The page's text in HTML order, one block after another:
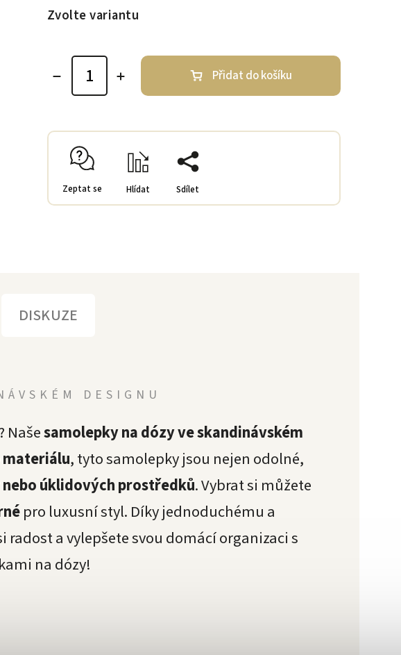
Zvolte variantu
Přidat do košíku
Zeptat se Hlídat Sdílet
DISKUZE
DESIGNU
Našesamolepky na dózy ve skandinávském
, tyto samolepky jsou nejen odolné,
úklidových prostředků. Vybrat si můžete
pro luxusní styl. Díky jednoduchému a
a vylepšete svou domácí organizaci s
na dózy!